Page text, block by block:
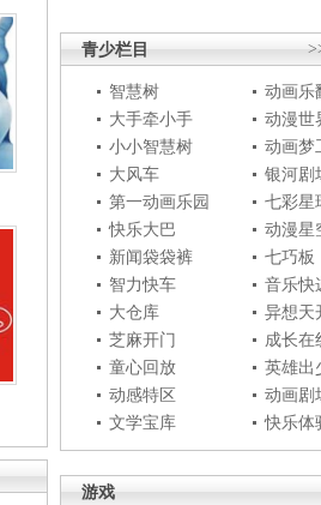
青少栏目
智慧树
动画乐
大手牵小手
动漫世
小小智慧树
动画梦
大风车
银河剧
第一动画乐园
七彩星
快乐大巴
动漫星
新闻袋袋裤
七巧板
智力快车
音乐快
大仓库
异想天
芝麻开门
成长在
童心回放
英雄出
动感特区
动画剧
文学宝库
快乐体
游戏